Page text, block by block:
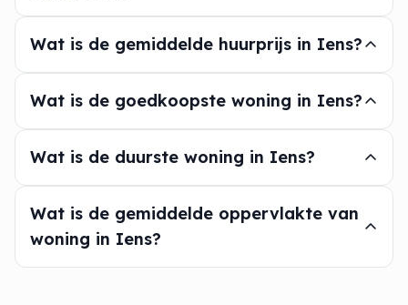
Wat is de gemiddelde huurprijs in Iens?
Wat is de goedkoopste woning in Iens?
Wat is de duurste woning in Iens?
Wat is de gemiddelde oppervlakte van
woning in Iens?